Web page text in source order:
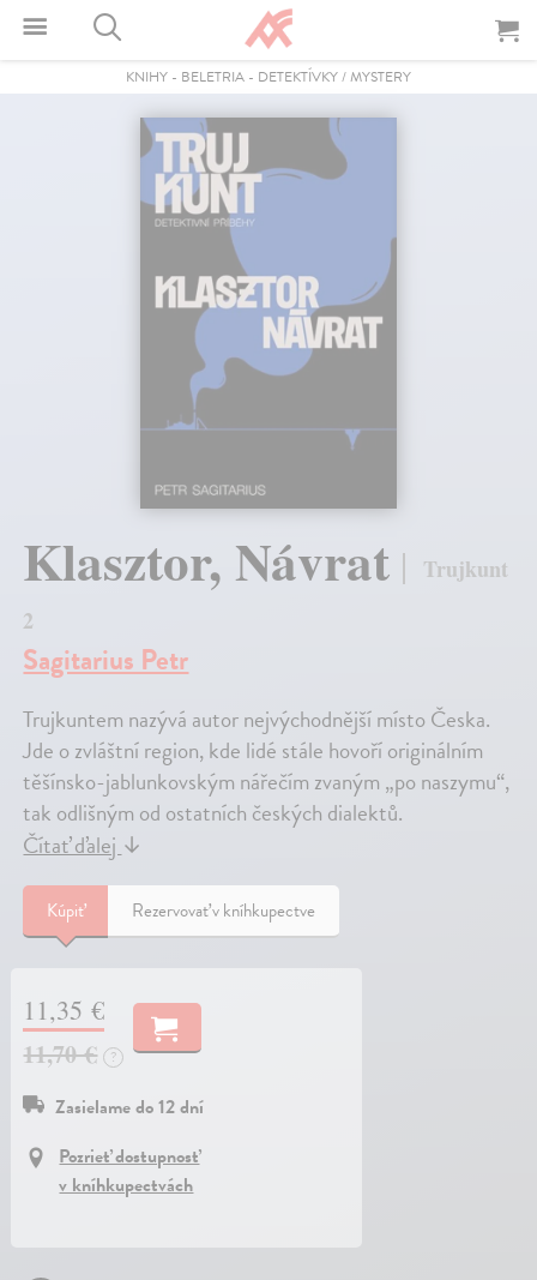
KNIHY - BELETRIA - DETEKTÍVKY / MYSTERY
Klasztor, Návrat
Trujkunt
2
Sagitarius Petr
Trujkuntem nazývá autor nejvýchodnější místo Česka.
Jde o zvláštní region, kde lidé stále hovoří originálním
těšínsko-jablunkovským nářečím zvaným „po naszymu“,
tak odlišným od ostatních českých dialektů.
Čítať ďalej↓
Kúpiť Rezervovať v kníhkupectve
11,35 €
11,70 €
?
Zasielame do 12 dní
Pozrieť dostupnosť
v kníhkupectvách